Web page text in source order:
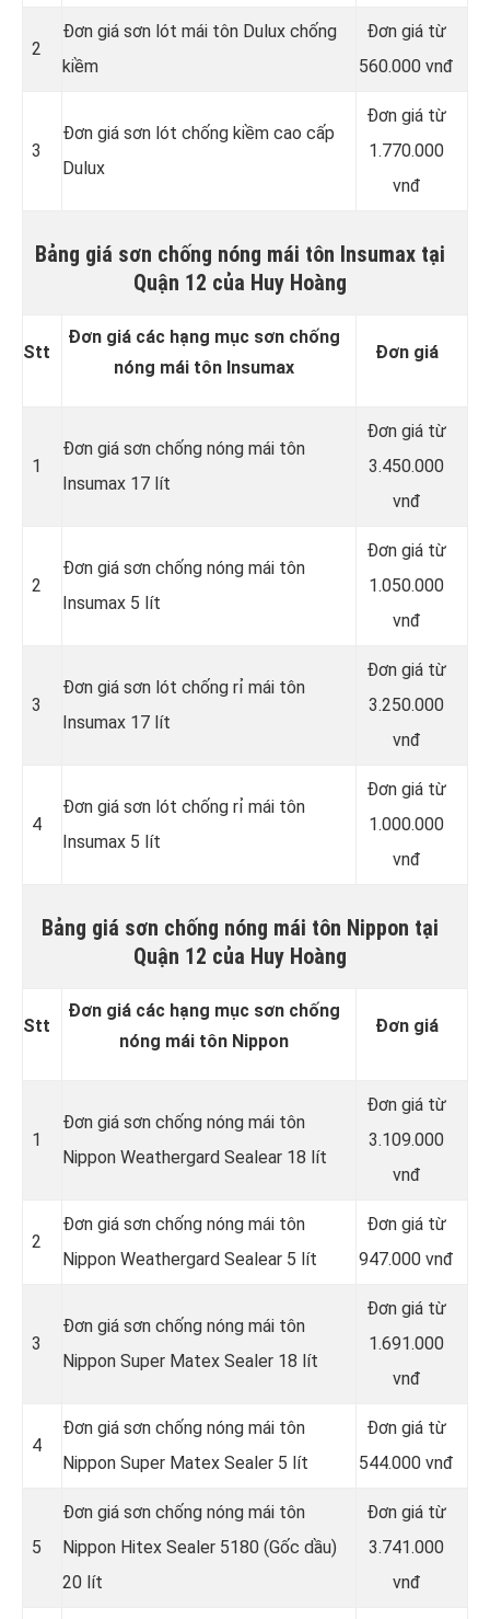
2
Đơn giá sơn lót mái tôn Dulux chống
kiềm
Đơn giá từ
560.000 vnđ
3
Đơn giá sơn lót chống kiềm cao cấp
Dulux
Đơn giá từ
1.770.000
vnđ
Bảng giá sơn chống nóng mái tôn Insumax tại
Quận 12 của Huy Hoàng
Stt
Đơn giá các hạng mục sơn chống
nóng mái tôn Insumax
Đơn giá
1
Đơn giá sơn chống nóng mái tôn
Insumax 17 lít
Đơn giá từ
3.450.000
vnđ
2
Đơn giá sơn chống nóng mái tôn
Insumax 5 lít
Đơn giá từ
1.050.000
vnđ
3
Đơn giá sơn lót chống rỉ mái tôn
Insumax 17 lít
Đơn giá từ
3.250.000
vnđ
4
Đơn giá sơn lót chống rỉ mái tôn
Insumax 5 lít
Đơn giá từ
1.000.000
vnđ
Bảng giá sơn chống nóng mái tôn Nippon tại
Quận 12 của Huy Hoàng
Stt
Đơn giá các hạng mục sơn chống
nóng mái tôn Nippon
Đơn giá
1
Đơn giá sơn chống nóng mái tôn
Nippon Weathergard Sealear 18 lít
Đơn giá từ
3.109.000
vnđ
2
Đơn giá sơn chống nóng mái tôn
Nippon Weathergard Sealear 5 lít
Đơn giá từ
947.000 vnđ
3
Đơn giá sơn chống nóng mái tôn
Nippon Super Matex Sealer 18 lít
Đơn giá từ
1.691.000
vnđ
4
Đơn giá sơn chống nóng mái tôn
Nippon Super Matex Sealer 5 lít
Đơn giá từ
544.000 vnđ
5
Đơn giá sơn chống nóng mái tôn
Nippon Hitex Sealer 5180 (Gốc dầu)
20 lít
Đơn giá từ
3.741.000
vnđ